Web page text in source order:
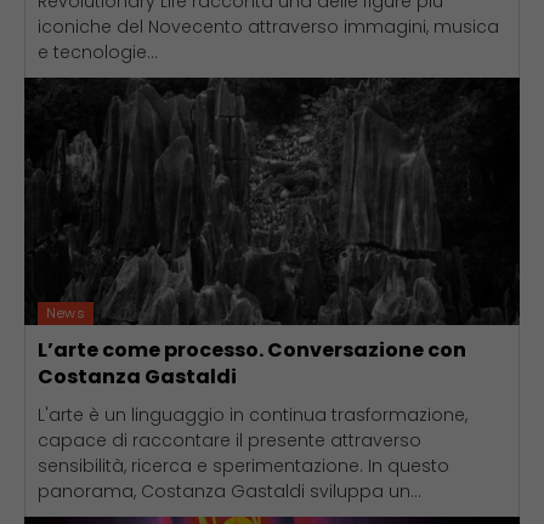
iconiche del Novecento attraverso immagini, musica
e tecnologie...
News
L’arte come processo. Conversazione con
Costanza Gastaldi
L'arte è un linguaggio in continua trasformazione,
capace di raccontare il presente attraverso
sensibilità, ricerca e sperimentazione. In questo
panorama, Costanza Gastaldi sviluppa un...